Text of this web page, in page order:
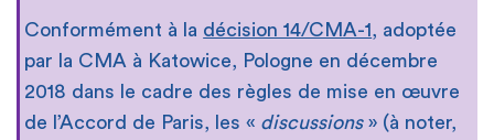
Conformément à la décision 14/CMA-1, adoptée
par la CMA à Katowice, Pologne en décembre
2018 dans le cadre des règles de mise en œuvre
de l’Accord de Paris, les « discussions» (à noter,